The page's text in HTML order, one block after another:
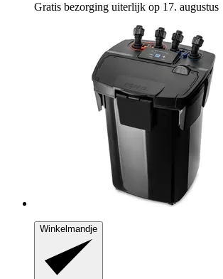
Gratis bezorging uiterlijk op 17. augustus
Winkelmandje